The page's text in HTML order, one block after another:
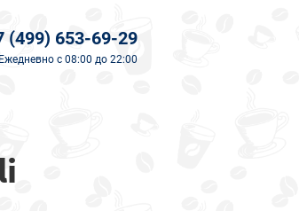
(499) 653-69-29
Ежедневно с 08:00 до 22:00